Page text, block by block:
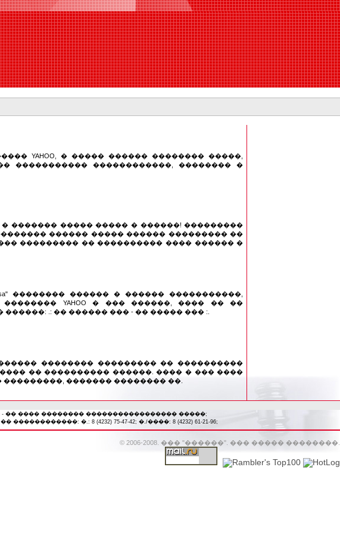
YAHOO, � ����� ������ �������� �����,
����������� ������������, �������� �
� ������� ����� ����� � ������! ���������
������ ����� ������ ��������� ��
��������� �� ���������� ���� ������ �
�������� ������ � ������ �����������,
YAHOO � ��� ������, ���� �� ��
.: �� ������ ��� - �� ����� ��� :.
�������� ��������� �� ����������
�� ���������� ������. ���� � ��� ����
������� �������� ��.
- �� ���� �������� ����������������� �����;
�.: 8 (4232) 75-47-42; �./����: 8 (4232) 61-21-96;
© 2006-2008. ��� "������". ��� ����� ��������.